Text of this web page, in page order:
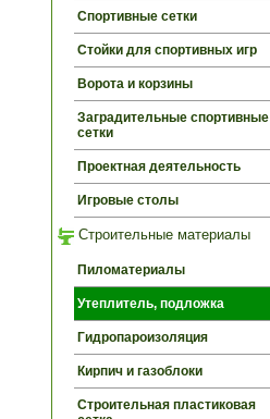
Спортивные сетки
Стойки для спортивных игр
Ворота и корзины
Заградительные спортивные
сетки
Проектная деятельность
Игровые столы
Строительные материалы
Пиломатериалы
Утеплитель, подложка
Гидропароизоляция
Кирпич и газоблоки
Строительная пластиковая